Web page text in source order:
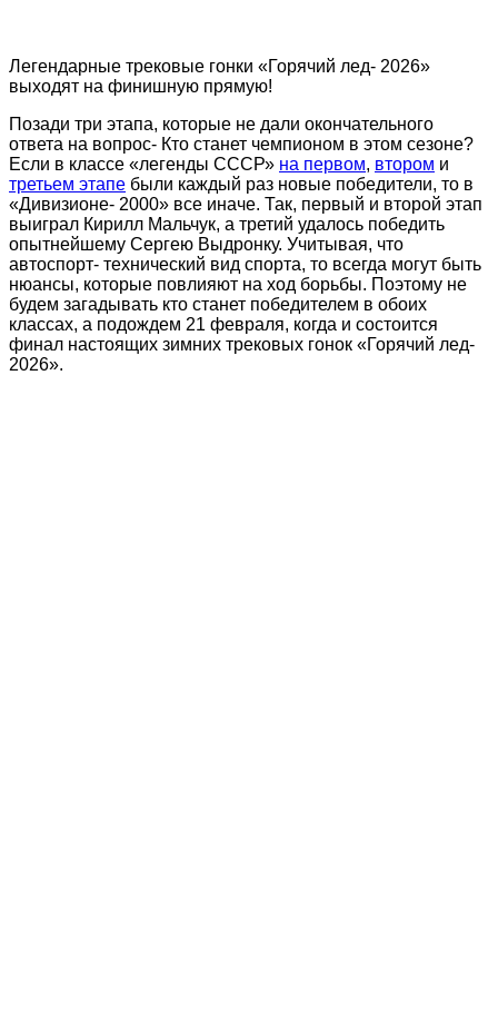
Легендарные трековые гонки «Горячий лед- 2026»
выходят на финишную прямую!
Позади три этапа, которые не дали окончательного
ответа на вопрос- Кто станет чемпионом в этом сезоне?
Если в классе «легенды СССР» на первом, втором и
третьем этапе были каждый раз новые победители, то в
«Дивизионе- 2000» все иначе. Так, первый и второй этап
выиграл Кирилл Мальчук, а третий удалось победить
опытнейшему Сергею Выдронку. Учитывая, что
автоспорт- технический вид спорта, то всегда могут быть
нюансы, которые повлияют на ход борьбы. Поэтому не
будем загадывать кто станет победителем в обоих
классах, а подождем 21 февраля, когда и состоится
финал настоящих зимних трековых гонок «Горячий лед-
2026».